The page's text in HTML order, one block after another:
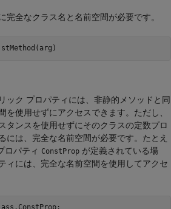
完全なクラス名と名前空間が必要です。
ック プロパティには、非静的メソッドと同
を使用せずにアクセスできます。ただし、
タンスを使用せずにそのクラスの定数プロ
には、完全な名前空間が必要です。たとえ
ロパティ ConstProp が定義されている場
ィには、完全な名前空間を使用してアクセ